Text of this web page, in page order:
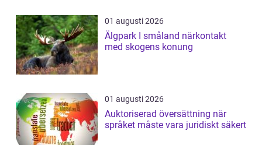
01 augusti 2026
Älgpark I småland närkontakt
med skogens konung
01 augusti 2026
Auktoriserad översättning när
språket måste vara juridiskt säkert